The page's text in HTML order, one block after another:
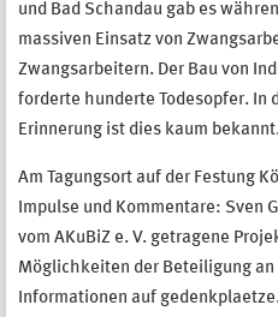
und Bad Schandau gab es
massiven Einsatz von
Zwangsarbeitern. Der Bau von
forderte hunderte Todesopfer. In
Erinnerung ist dies kaum bekannt.
Am Tagungsort auf der Festung
Impulse und Kommentare: Sven
vom AKuBiZ e. V. getragene
Möglichkeiten der Beteiligung an
Informationen auf